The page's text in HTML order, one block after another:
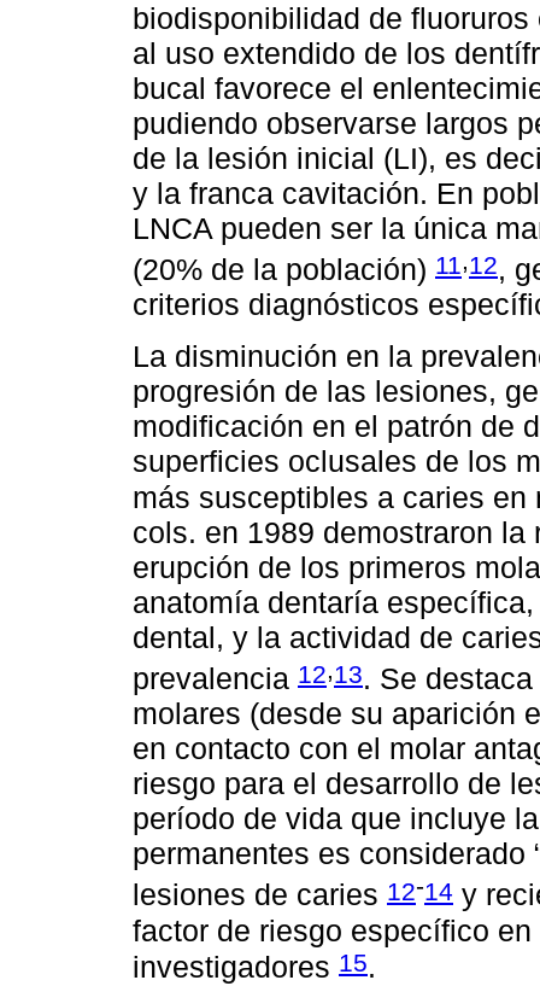
biodisponibilidad de
al uso extendido de los
bucal favorece el
pudiendo observarse largos
de la lesión inicial (LI), es
y la franca cavitación. En
LNCA pueden ser la única
(20% de la población) 11,12,
criterios diagnósticos
La disminución en la
progresión de las lesiones,
modificación en el patrón de
superficies oclusales de los
más susceptibles a caries
cols. en 1989 demostraron
erupción de los primeros
anatomía dentaría
dental, y la actividad de
prevalencia 12,13. Se
molares (desde su aparición
en contacto con el molar
riesgo para el desarrollo de
período de vida que incluye
permanentes es considerado
lesiones de caries 12-14 y
factor de riesgo específico
investigadores 15.